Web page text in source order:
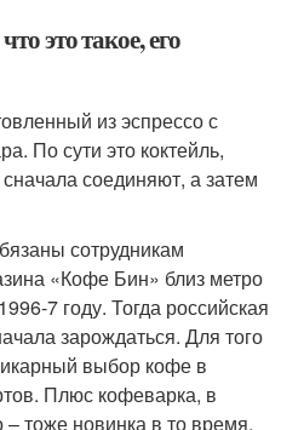
это такое, его
из эспрессо с
По сути это коктейль,
соединяют, а затем
сотрудникам
«Кофе Бин» близ метро
7 году. Тогда российская
зарождаться. Для того
выбор кофе в
Плюс кофеварка, в
– тоже новинка в то время,